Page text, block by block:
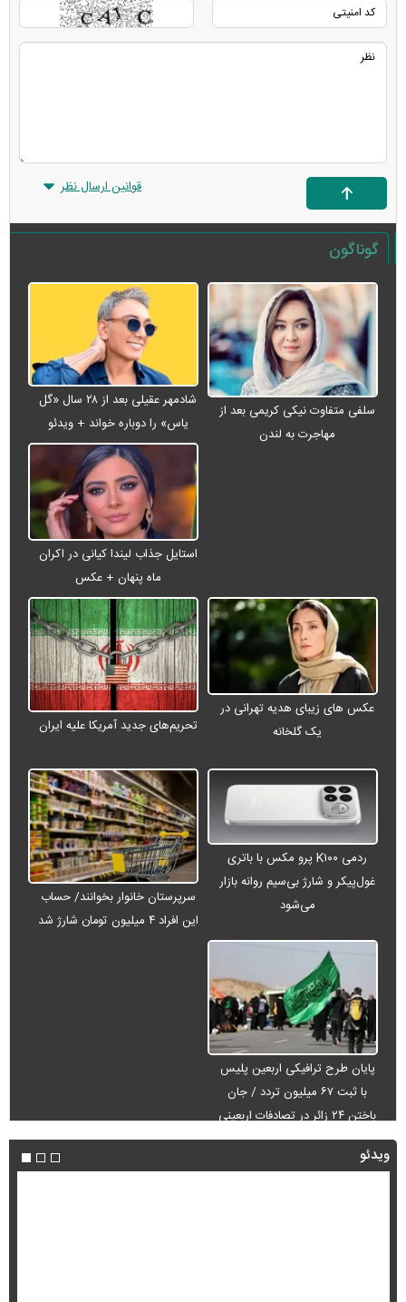
قوانین ارسال نظر
گوناگون
سلفی متفاوت نیکی کریمی بعد از
مهاجرت به لندن
شادمهر عقیلی بعد از ۲۸ سال «گل
یاس» را دوباره خواند + ویدئو
استایل جذاب لیندا کیانی در اکران
ماه پنهان + عکس
عکس های زیبای هدیه تهرانی در
یک گلخانه
تحریم‌های جدید آمریکا علیه ایران
ردمی K۱۰۰ پرو مکس با باتری
غول‌پیکر و شارژ بی‌سیم روانه بازار
می‌شود
سرپرستان خانوار بخوانند/ حساب
این افراد ۴ میلیون تومان شارژ شد
پایان طرح ترافیکی اربعین پلیس
با ثبت ۶۷ میلیون تردد / جان
باختن ۲۴ زائر در تصادفات اربعینی
ویدئو